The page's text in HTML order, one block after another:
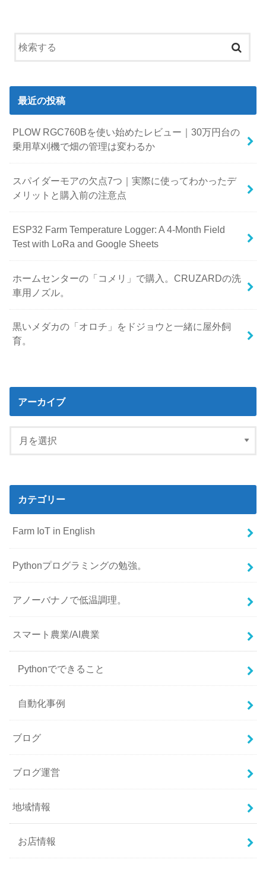
最近の投稿
PLOW RGC760Bを使い始めたレビュー｜30万円台の
乗用草刈機で畑の管理は変わるか
スパイダーモアの欠点7つ｜実際に使ってわかったデ
メリットと購入前の注意点
ESP32 Farm Temperature Logger: A 4-Month Field
Test with LoRa and Google Sheets
ホームセンターの「コメリ」で購入。CRUZARDの洗
車用ノズル。
黒いメダカの「オロチ」をドジョウと一緒に屋外飼
育。
アーカイブ
カテゴリー
Farm IoT in English
Pythonプログラミングの勉強。
アノーバナノで低温調理。
スマート農業/AI農業
Pythonでできること
自動化事例
ブログ
ブログ運営
地域情報
お店情報